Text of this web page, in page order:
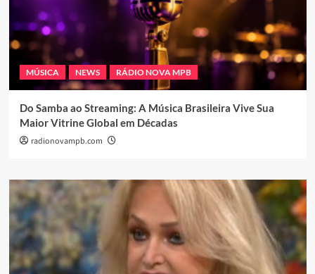
MÚSICA NEWS RÁDIO NOVA MPB
Do Samba ao Streaming: A Música Brasileira Vive Sua
Maior Vitrine Global em Décadas
radionovampb.com